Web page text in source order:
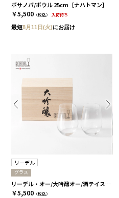
ボサノバ/ボウル 25cm［ナハトマン］
￥5,500 （税込） 入荷待ち
最短8月11日(火)にお届け
リーデル
グラス
リーデル・オー/大吟醸オー/酒テイスター ペア 木箱入り［リーデル］
￥5,500 （税込）